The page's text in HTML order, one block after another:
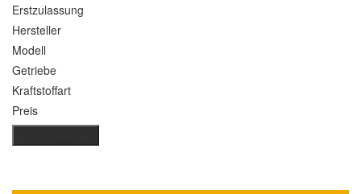
Erstzulassung
Hersteller
Modell
Getriebe
Kraftstoffart
Preis